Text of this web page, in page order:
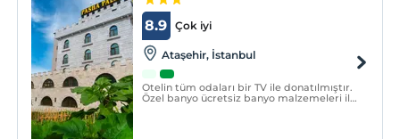
Çok iyi
8.9
Ataşehir, İstanbul
Otelin tüm odaları bir TV ile donatılmıştır.
Özel banyo ücretsiz banyo malzemeleri ile